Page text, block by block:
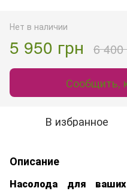
Нет в наличии
5 950 грн 6 400
Сообщить,
В избранное
Описание
Насолода для